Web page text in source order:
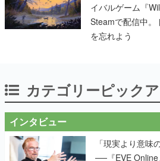
イバルゲーム『
Steamで配信中。
を忘れよう
カテゴリーピック
インタビュー
「現実より意味
──『EVE